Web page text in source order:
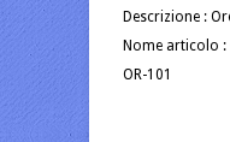
Descrizione :
Nome articolo :
OR-101